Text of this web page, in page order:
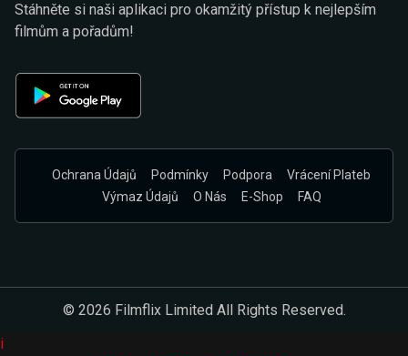
Stáhněte si naši aplikaci pro okamžitý přístup k nejlepším
filmům a pořadům!
Ochrana Údajů Podmínky Podpora
Vrácení Plateb
Výmaz Údajů
O Nás E-Shop FAQ
© 2026 Filmflix Limited All Rights Reserved.
i